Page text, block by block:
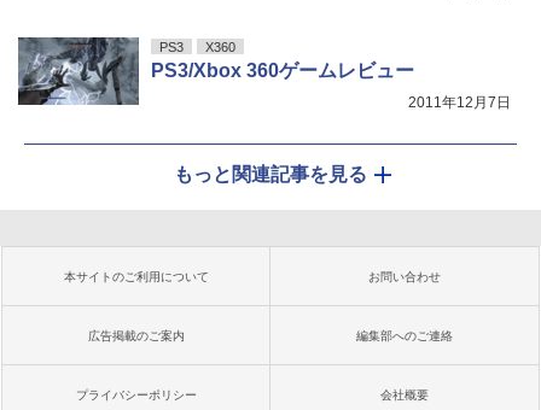
PS3 X360
PS3/Xbox 360ゲームレビュー
2011年12月7日
もっと関連記事を見る
本サイトのご利用について お問い合わせ
広告掲載のご案内 編集部へのご連絡
プライバシーポリシー 会社概要